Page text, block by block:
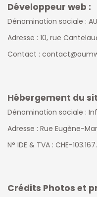
Développeur web :
Dénomination sociale :
Adresse : 10, rue
Contact :
Hébergement du
Dénomination sociale :
Adresse : Rue Eugène-
N° IDE & TVA : CHE-
Crédits Photos et